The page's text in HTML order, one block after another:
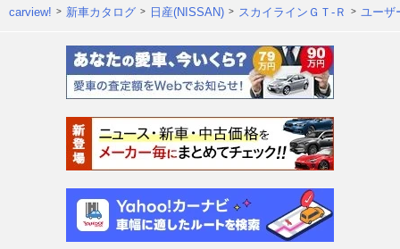
carview! 新車カタログ 日産(NISSAN) スカイラインＧＴ‐Ｒ ユーザ